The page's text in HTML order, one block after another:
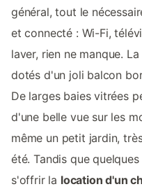
général, tout le
et connecté : Wi-Fi,
laver, rien ne manque.
dotés d'un joli balcon
De larges baies vitrées
d'une belle vue sur les
même un petit jardin,
été. Tandis que
s'offrir la location d'un